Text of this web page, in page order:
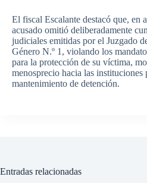
El fiscal Escalante destacó que, en
acusado omitió deliberadamente
judiciales emitidas por el Juzgado
Género N.º 1, violando los
para la protección de su víctima,
menosprecio hacia las
mantenimiento de detención.
Entradas relacionadas